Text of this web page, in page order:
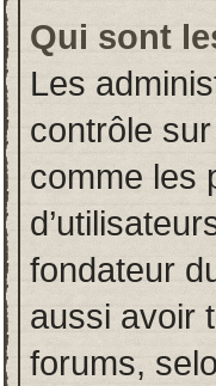
Qui sont
Les
contrôle
comme les
fondateur
aussi avoir
forums,